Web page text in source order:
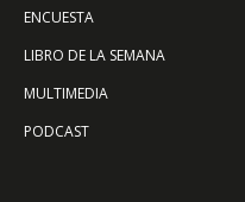
ENCUESTA
LIBRO DE LA SEMANA
MULTIMEDIA
PODCAST